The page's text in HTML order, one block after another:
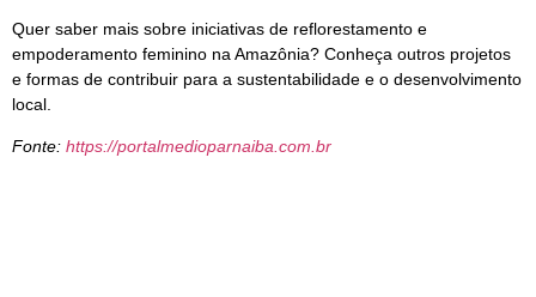
Quer saber mais sobre iniciativas de reflorestamento e
empoderamento feminino na Amazônia? Conheça outros projetos
e formas de contribuir para a sustentabilidade e o desenvolvimento
local.
Fonte: https://portalmedioparnaiba.com.br